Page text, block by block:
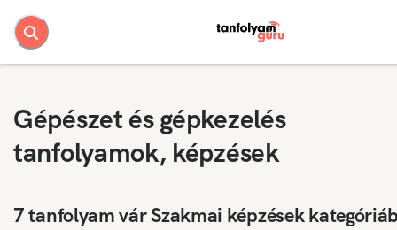
Gépészet és gépkezelés
tanfolyamok, képzések
7 tanfolyam vár Szakmai képzések